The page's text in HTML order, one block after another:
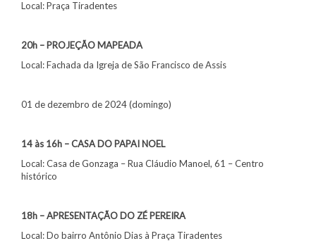
Local: Praça Tiradentes
20h – PROJEÇÃO MAPEADA
Local: Fachada da Igreja de São Francisco de Assis
01 de dezembro de 2024 (domingo)
14 às 16h – CASA DO PAPAI NOEL
Local: Casa de Gonzaga – Rua Cláudio Manoel, 61 – Centro
histórico
18h – APRESENTAÇÃO DO ZÉ PEREIRA
Local: Do bairro Antônio Dias à Praça Tiradentes